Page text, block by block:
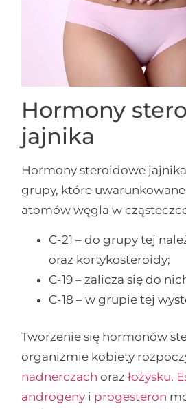
Hormony
jajnika
Hormony steroidowe
grupy, które uwarunkowane
atomów węgla w
C-21 – do grupy tej
oraz kortykosteroidy;
C-19 – zalicza się do
C-18 – w grupie tej
Tworzenie się hormonów
organizmie kobiety
nadnerczach orazłożysku.
androgeny i progesteron